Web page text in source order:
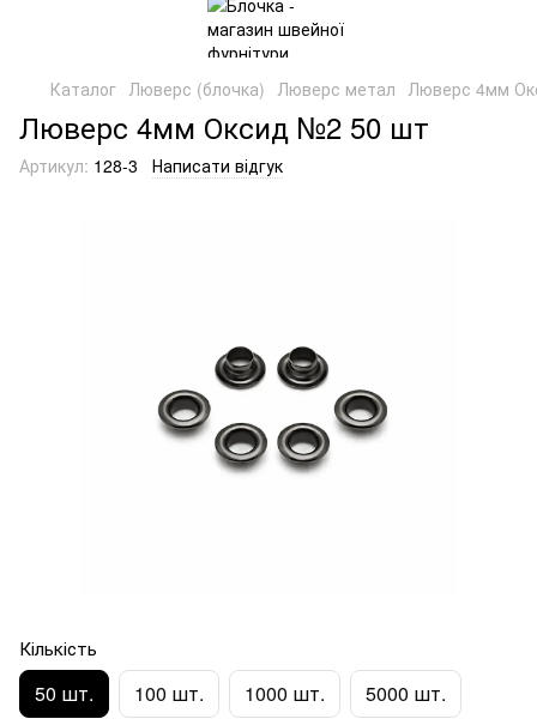
Каталог Люверс (блочка) Люверс метал Люверс 4мм
Люверс 4мм Оксид №2 50 шт
Артикул: 128-3 Написати відгук
Кількість
50 шт. 100 шт. 1000 шт. 5000 шт.